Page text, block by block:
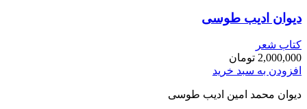
دیوان ادیب طوسی
کتاب شعر
2,000,000 تومان
افزودن به سبد خرید
دیوان محمد امین ادیب طوسی